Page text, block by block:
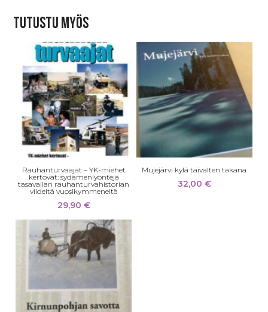
Tutustu myös
Rauhanturvaajat – YK-miehet
kertovat: sydämenlyöntejä
tasavallan rauhanturvahistorian
viideltä vuosikymmeneltä
29,90 €
Mujejärvi kylä taivalten takana
32,00 €